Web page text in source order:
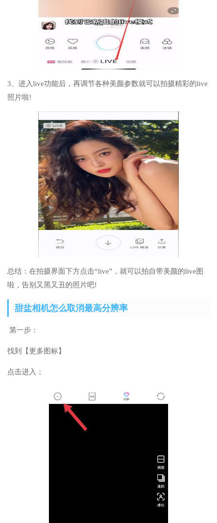
3、进入live功能后，再调节各种美颜参数就可以拍摄精彩的live
照片啦!
总结：在拍摄界面下方点击“live”，就可以拍自带美颜的live图
啦，告别又黑又丑的照片吧!
甜盐相机怎么取消最高分辨率
第一步：
找到【更多图标】
点击进入；